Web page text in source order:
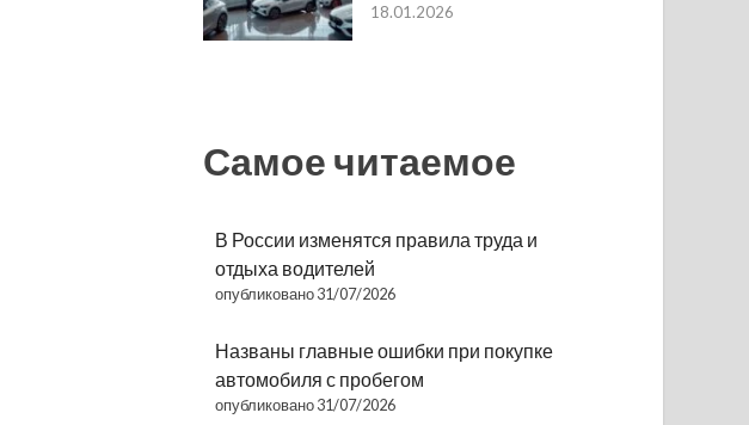
18.01.2026
Самое читаемое
В России изменятся правила труда и
отдыха водителей
опубликовано 31/07/2026
Названы главные ошибки при покупке
автомобиля с пробегом
опубликовано 31/07/2026